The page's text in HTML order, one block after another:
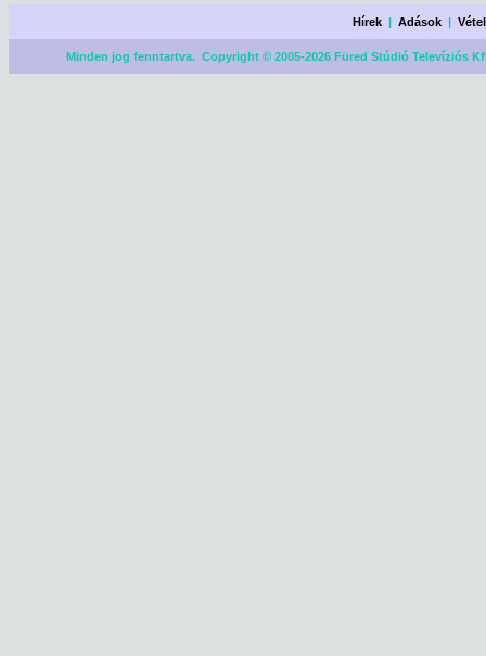
Hírek |Adások |
Minden jog fenntartva. Copyright © 2005-2026 Füred Stúdió Televíziós